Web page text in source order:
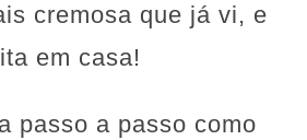
cremosa que já vi, e
em casa!
passo a passo como